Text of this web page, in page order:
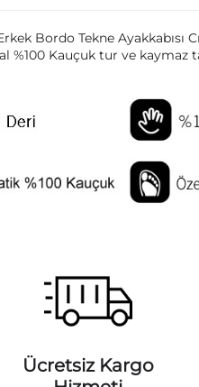
Bordo Tekne Ayakkabısı
%100 Kauçuk tur ve kaymaz
Ücretsiz Kargo